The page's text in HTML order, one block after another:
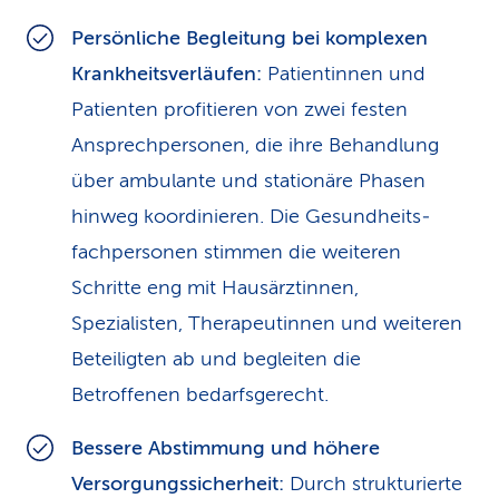
Persönliche Begleitung bei komplexen
Krankheitsverläufen: Patientinnen und
Patienten profitieren von zwei festen
Ansprechpersonen, die ihre Behandlung
über ambulante und stationäre Phasen
hinweg koordinieren. Die Gesundheits­
fachpersonen stimmen die weiteren
Schritte eng mit Hausärztinnen,
Spezialisten, Therapeutinnen und weiteren
Beteiligten ab und begleiten die
Betroffenen bedarfsgerecht.
Bessere Abstimmung und höhere
Versorgungssicherheit: Durch strukturierte